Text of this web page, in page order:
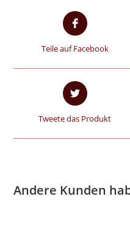
Teile auf Facebook
Tweete das Produkt
Andere Kunden